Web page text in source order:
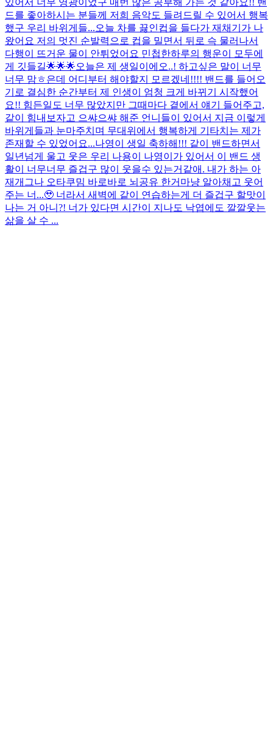
드를 좋아하시는 분들께 저희 음악도 들려드릴 수 있어서 행복
했구 우리 바위게들...오늘 차를 끓인컵을 들다가 재채기가 나
왔어요 저의 멋진 순발력으로 컵을 밀면서 뒤로 슥 물러나서
다행이 뜨거운 물이 안튀었어요 민첩한하루의 행운이 모두에
게 깃들길🌟🌟🌟오늘은 제 생일이에오..! 하고싶은 말이 너무
너무 맘ㅎ은데 어디부터 해야할지 모르겠네!!!! 밴드를 들어오
기로 결심한 순간부터 제 인생이 엄청 크게 바뀌기 시작했어
요!! 힘든일도 너무 많았지만 그때마다 곁에서 얘기 들어주고,
같이 힘내보자고 으쌰으쌰 해준 언니들이 있어서 지금 이렇게
바위게들과 눈마주치며 무대위에서 행복하게 기타치는 제가
존재할 수 있었어요...나영이 생일 축하해!!! 같이 밴드하면서
일년넘게 울고 웃은 우리 나용이 나영이가 있어서 이 밴드 생
활이 너무너무 즐겁구 많이 웃을수 있는거같애. 내가 하는 아
재개그나 오타쿠밈 바로바로 뇌공유 한거마냥 알아채고 웃어
주는 너...🥹 너라서 새벽에 같이 연습하는게 더 즐겁구 할맛이
나는 거 아니?! 너가 있다면 시간이 지나도 낙엽에도 깔깔웃는
삶을 살 수 ...